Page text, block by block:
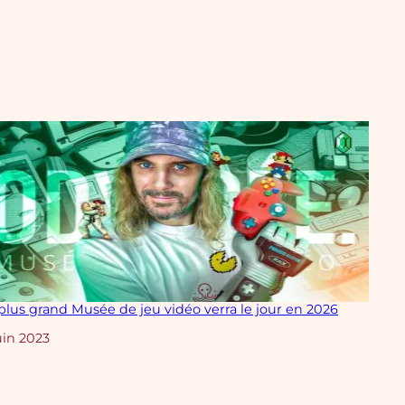
grand Musée de jeu vidéo verra le jour en 2026
2023